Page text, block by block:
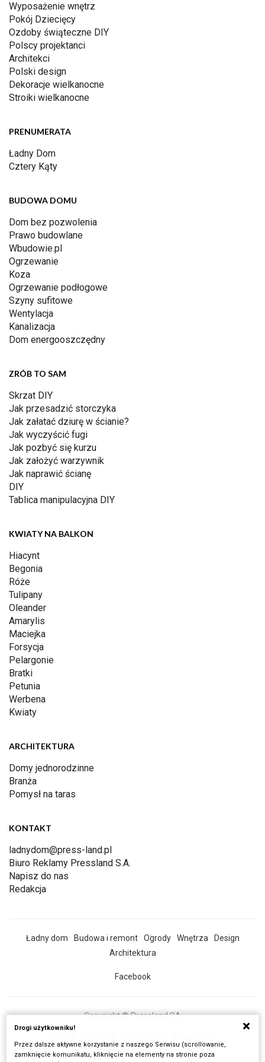
Wyposażenie wnętrz
Pokój Dziecięcy
Ozdoby świąteczne DIY
Polscy projektanci
Architekci
Polski design
Dekoracje wielkanocne
Stroiki wielkanocne
PRENUMERATA
Ładny Dom
Cztery Kąty
BUDOWA DOMU
Dom bez pozwolenia
Prawo budowlane
Wbudowie.pl
Ogrzewanie
Koza
Ogrzewanie podłogowe
Szyny sufitowe
Wentylacja
Kanalizacja
Dom energooszczędny
ZRÓB TO SAM
Skrzat DIY
Jak przesadzić storczyka
Jak załatać dziurę w ścianie?
Jak wyczyścić fugi
Jak pozbyć się kurzu
Jak założyć warzywnik
Jak naprawić ścianę
DIY
Tablica manipulacyjna DIY
KWIATY NA BALKON
Hiacynt
Begonia
Róże
Tulipany
Oleander
Amarylis
Maciejka
Forsycja
Pelargonie
Bratki
Petunia
Werbena
Kwiaty
ARCHITEKTURA
Domy jednorodzinne
Branża
Pomysł na taras
KONTAKT
ladnydom@press-land.pl
Biuro Reklamy Pressland S.A.
Napisz do nas
Redakcja
Ładny dom Budowa i remont Ogrody Wnętrza
Design
Architektura
Facebook
Copyright © Pressland SA
Wszystkie artykuły
Drogi użytkowniku!
Przez dalsze aktywne korzystanie z naszego Serwisu (scrollowanie,
zamknięcie komunikatu, kliknięcie na elementy na stronie poza